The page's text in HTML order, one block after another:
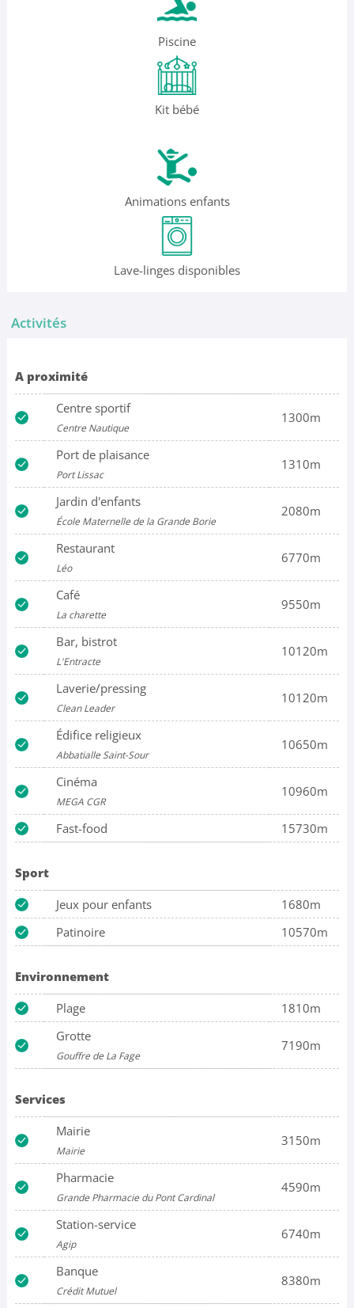
Piscine
Kit bébé
Animations enfants
Lave-linges disponibles
Activités
A proximité
Centre sportif
Centre Nautique
1300m
Port de plaisance
Port Lissac
1310m
Jardin d'enfants
École Maternelle de la Grande Borie
2080m
Restaurant
Léo
6770m
Café
La charette
9550m
Bar, bistrot
L'Entracte
10120m
Laverie/pressing
Clean Leader
10120m
Édifice religieux
Abbatialle Saint-Sour
10650m
Cinéma
MEGA CGR
10960m
Fast-food 15730m
Sport
Jeux pour enfants
1680m
Patinoire
10570m
Environnement
Plage
1810m
Grotte
Gouffre de La Fage
7190m
Services
Mairie
Mairie
3150m
Pharmacie
Grande Pharmacie du Pont Cardinal
4590m
Station-service
Agip
6740m
Banque
Crédit Mutuel
8380m